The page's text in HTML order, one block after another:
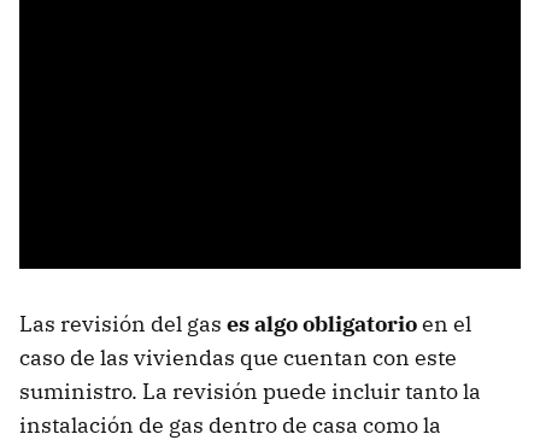
Las revisión del gas es algo obligatorioen el
caso de las viviendas que cuentan con este
suministro. La revisión puede incluir tanto la
instalación de gas dentro de casa como la